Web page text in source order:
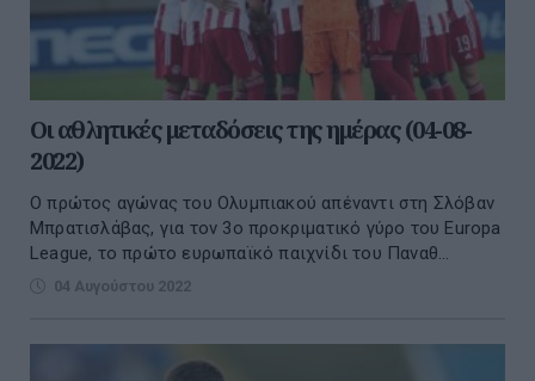
Οι αθλητικές μεταδόσεις της ημέρας (04-08-
2022)
Ο πρώτος αγώνας του Ολυμπιακού απέναντι στη Σλόβαν
Μπρατισλάβας, για τον 3ο προκριματικό γύρο του Europa
League, το πρώτο ευρωπαϊκό παιχνίδι του Παναθ...
04 Αυγούστου 2022